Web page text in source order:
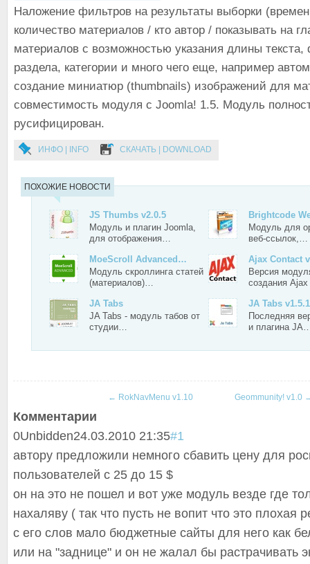
Наложение фильтров на результаты выборки
количество материалов / кто автор / показывать на
материалов с возможностью указания длины
раздела, категории и много чего еще, например
создание миниатюр (thumbnails) изображений для
совместимость модуля с Joomla! 1.5. Модуль
русифицирован.
ИНФО | INFO СКАЧАТЬ | DOWNLOAD
ПОХОЖИЕ НОВОСТИ
JS Thumbs v2.0.5
Модуль и плагин Joomla,
для отображения…
Brightcode
Модуль для
веб-ссылок,…
MoeScroll Advanced…
Модуль скроллинга статей
(материалов)…
Ajax Contact
Версия
создания
JA Tabs
JA Tabs - модуль табов от
студии…
JA Tabs v1.5.1
Последняя
и плагина
← RokNavMenu v1.10 Geommunity! v1.0
Комментарии
0Unbidden24.03.2010 21:35#1
автору предложили немного сбавить цену для
пользователей с 25 до 15 $
он на это не пошел и вот уже модуль везде где
нахаляву ( так что пусть не вопит что это плохая
с его слов мало бюджетные сайты для него как
или на "заднице" и он не жалал бы растрачивать